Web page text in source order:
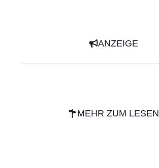
ANZEIGE
MEHR ZUM LESEN